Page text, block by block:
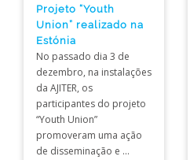
Projeto “Youth
Union” realizado na
Estónia
No passado dia 3 de
dezembro, na instalações
da AJITER, os
participantes do projeto
“Youth Union”
promoveram uma ação
de disseminação e ...